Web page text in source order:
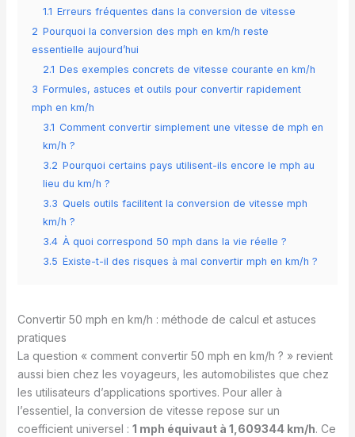
1.1 Erreurs fréquentes dans la conversion de vitesse
2 Pourquoi la conversion des mph en km/h reste
essentielle aujourd’hui
2.1 Des exemples concrets de vitesse courante en km/h
3 Formules, astuces et outils pour convertir rapidement
mph en km/h
3.1 Comment convertir simplement une vitesse de mph en
km/h ?
3.2 Pourquoi certains pays utilisent-ils encore le mph au
lieu du km/h ?
3.3 Quels outils facilitent la conversion de vitesse mph
km/h ?
3.4 À quoi correspond 50 mph dans la vie réelle ?
3.5 Existe-t-il des risques à mal convertir mph en km/h ?
Convertir 50 mph en km/h : méthode de calcul et astuces
pratiques
La question « comment convertir 50 mph en km/h ? » revient
aussi bien chez les voyageurs, les automobilistes que chez
les utilisateurs d’applications sportives. Pour aller à
l’essentiel, la conversion de vitesse repose sur un
coefficient universel : 1 mph équivaut à 1,609344 km/h. Ce